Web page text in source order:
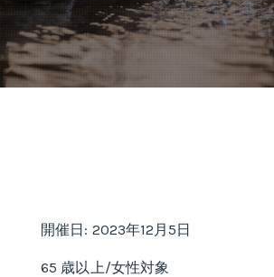
開催日: 2023年12月5日
65 歳以上/女性対象